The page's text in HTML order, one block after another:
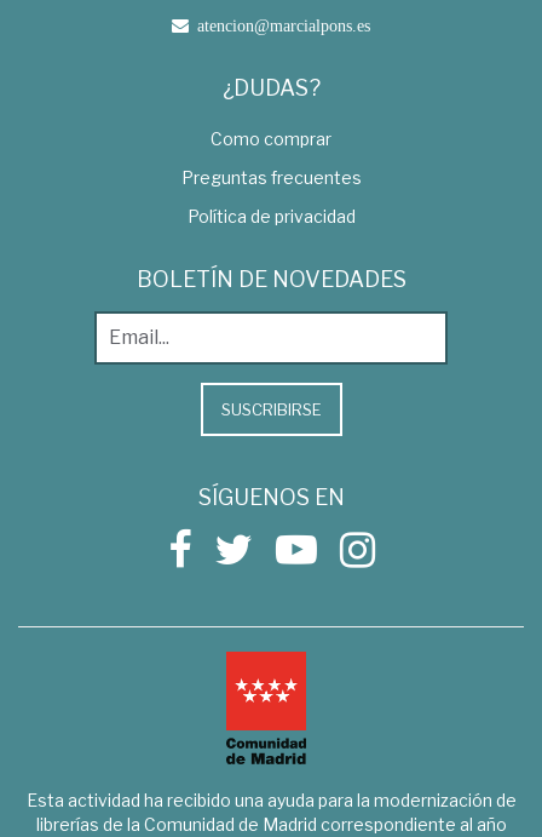
atencion@marcialpons.es
¿DUDAS?
Como comprar
Preguntas frecuentes
Política de privacidad
BOLETÍN DE NOVEDADES
SUSCRIBIRSE
SÍGUENOS EN
Esta actividad ha recibido una ayuda para la modernización de
librerías de la Comunidad de Madrid correspondiente al año